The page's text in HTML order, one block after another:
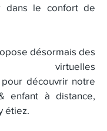
dans le confort de
désormais des
virtuelles
découvrir notre
enfant à distance,
étiez.